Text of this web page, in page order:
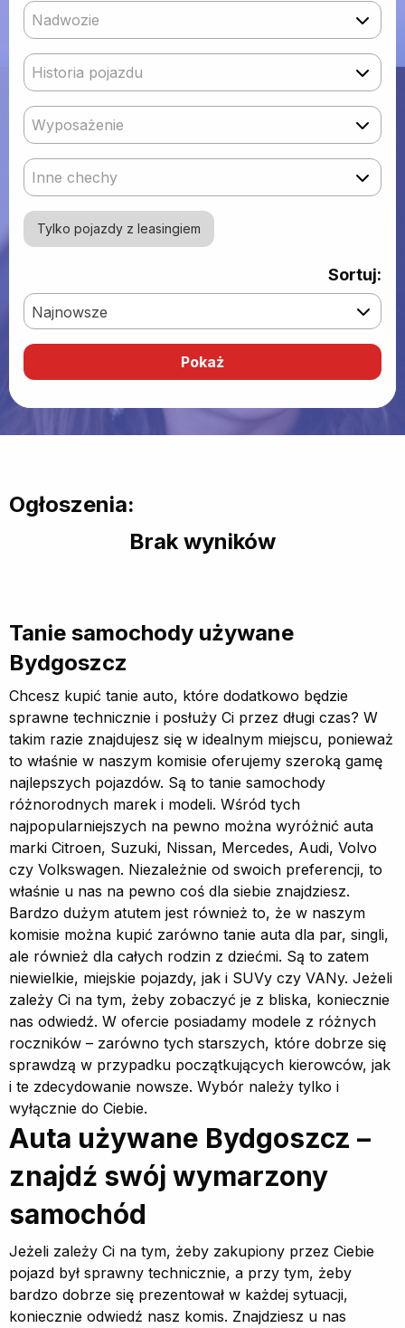
Nadwozie
Historia pojazdu
Wyposażenie
Inne chechy
Tylko pojazdy z leasingiem
Sortuj:
Najnowsze
Ogłoszenia:
Brak wyników
Tanie samochody używane
Bydgoszcz
Chcesz kupić tanie auto, które dodatkowo będzie
sprawne technicznie i posłuży Ci przez długi czas? W
takim razie znajdujesz się w idealnym miejscu, ponieważ
to właśnie w naszym komisie oferujemy szeroką gamę
najlepszych pojazdów. Są to tanie samochody
różnorodnych marek i modeli. Wśród tych
najpopularniejszych na pewno można wyróżnić auta
marki Citroen, Suzuki, Nissan, Mercedes, Audi, Volvo
czy Volkswagen. Niezależnie od swoich preferencji, to
właśnie u nas na pewno coś dla siebie znajdziesz.
Bardzo dużym atutem jest również to, że w naszym
komisie można kupić zarówno tanie auta dla par, singli,
ale również dla całych rodzin z dziećmi. Są to zatem
niewielkie, miejskie pojazdy, jak i SUVy czy VANy. Jeżeli
zależy Ci na tym, żeby zobaczyć je z bliska, koniecznie
nas odwiedź. W ofercie posiadamy modele z różnych
roczników – zarówno tych starszych, które dobrze się
sprawdzą w przypadku początkujących kierowców, jak
i te zdecydowanie nowsze. Wybór należy tylko i
wyłącznie do Ciebie.
Auta używane Bydgoszcz –
znajdź swój wymarzony
samochód
Jeżeli zależy Ci na tym, żeby zakupiony przez Ciebie
pojazd był sprawny technicznie, a przy tym, żeby
bardzo dobrze się prezentował w każdej sytuacji,
koniecznie odwiedź nasz komis. Znajdziesz u nas